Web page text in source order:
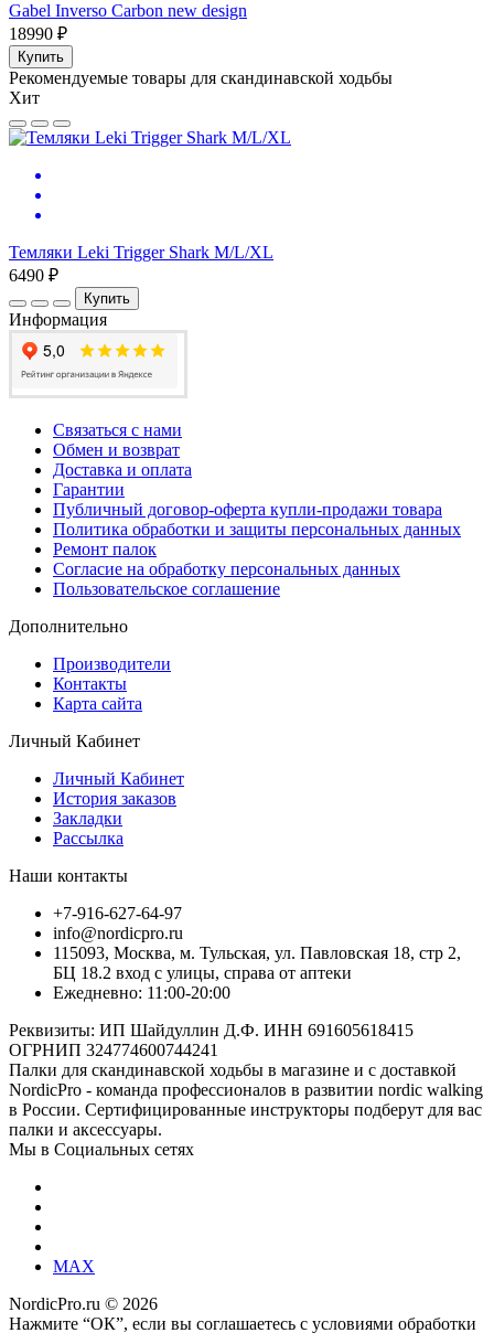
Gabel Inverso Carbon new design
18990 ₽
Купить
Рекомендуемые товары для скандинавской ходьбы
Хит
Темляки Leki Trigger Shark M/L/XL
6490 ₽
Купить
Информация
Связаться с нами
Обмен и возврат
Доставка и оплата
Гарантии
Публичный договор-оферта купли-продажи товара
Политика обработки и защиты персональных данных
Ремонт палок
Согласие на обработку персональных данных
Пользовательское соглашение
Дополнительно
Производители
Контакты
Карта сайта
Личный Кабинет
Личный Кабинет
История заказов
Закладки
Рассылка
Наши контакты
+7-916-627-64-97
info@nordicpro.ru
115093, Москва, м. Тульская, ул. Павловская 18, стр 2,
БЦ 18.2 вход с улицы, справа от аптеки
Ежедневно: 11:00-20:00
Реквизиты: ИП Шайдуллин Д.Ф. ИНН 691605618415
ОГРНИП 324774600744241
Палки для скандинавской ходьбы в магазине и с доставкой
NordicPro - команда профессионалов в развитии nordic walking
в России. Сертифицированные инструкторы подберут для вас
палки и аксессуары.
Мы в Социальных сетях
MAX
NordicPro.ru © 2026
Нажмите “ОК”, если вы соглашаетесь с условиями обработки